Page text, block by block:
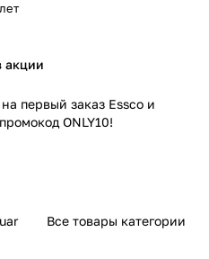
акции
первый заказ Essco и
ONLY10!
Все товары категории